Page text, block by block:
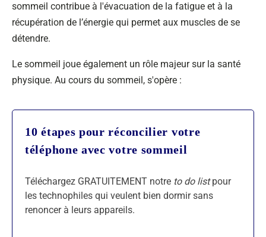
sommeil contribue à l'évacuation de la fatigue et à la
récupération de l’énergie qui permet aux muscles de se
détendre.
Le sommeil joue également un rôle majeur sur la santé
physique. Au cours du sommeil, s'opère :
10 étapes pour réconcilier votre
téléphone avec votre sommeil
Téléchargez GRATUITEMENT notre to do listpour
les technophiles qui veulent bien dormir sans
renoncer à leurs appareils.